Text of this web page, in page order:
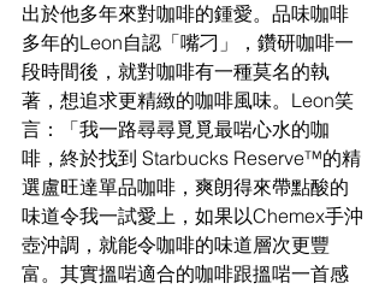
出於他多年來對咖啡的鍾愛。品味咖啡
多年的Leon自認「嘴刁」，鑽研咖啡一
段時間後，就對咖啡有一種莫名的執
著，想追求更精緻的咖啡風味。Leon笑
言：「我一路尋尋覓覓最啱心水的咖
啡，終於找到 Starbucks Reserve™的精
選盧旺達單品咖啡，爽朗得來帶點酸的
味道令我一試愛上，如果以Chemex手沖
壺沖調，就能令咖啡的味道層次更豐
富。其實搵啱適合的咖啡跟搵啱一首感